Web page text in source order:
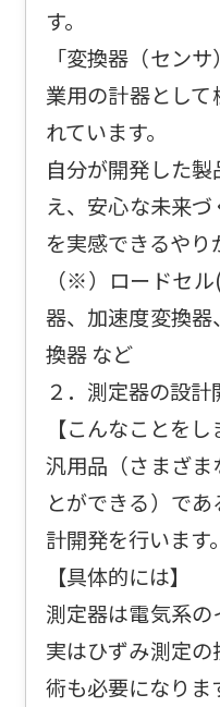
す。
「変換器（セン
業用の計器とし
れています。
自分が開発した
え、安心な未来
を実感できるやり
（※）ロードセ
器、加速度変換
換器 など
２．測定器の設計
【こんなことをし
汎用品（さまざ
とができる）で
計開発を行います。
【具体的には】
測定器は電気系の
実はひずみ測定
術も必要になりま